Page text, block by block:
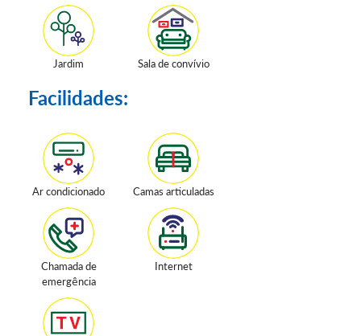
Jardim Sala de convívio
Facilidades:
Ar condicionado Camas articuladas
Chamada de
emergência
Internet